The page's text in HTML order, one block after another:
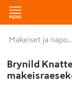
Makeiset ja naposteltavat
Brynild